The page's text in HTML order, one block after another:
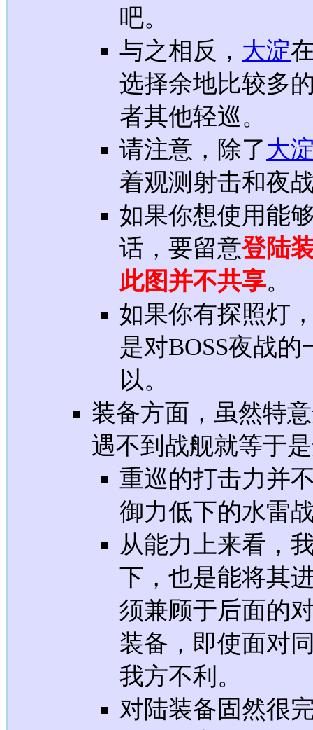
吧。
与之相反， 大淀
选择余地比较多
者其他轻巡。
请注意，除了大
着观测射击和夜
如果你想使用能
话，要留意登陆
此图并不共享。
如果你有探照灯
是对BOSS夜战
以。
装备方面，虽然特
遇不到战舰就等于
重巡的打击力并
御力低下的水雷
从能力上来看，
下，也是能将其
须兼顾于后面的
装备，即使面对
我方不利。
对陆装备固然很